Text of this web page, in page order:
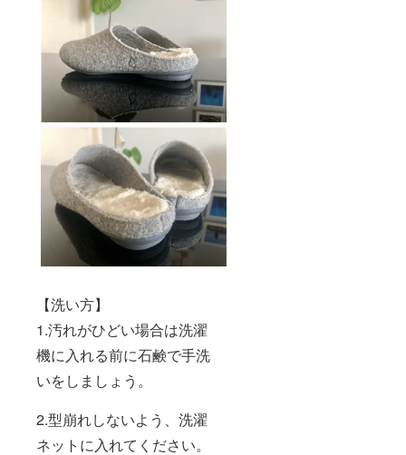
【洗い方】
1.汚れがひどい場合は洗濯
機に入れる前に石鹸で手洗
いをしましょう。
2.型崩れしないよう、洗濯
ネットに入れてください。